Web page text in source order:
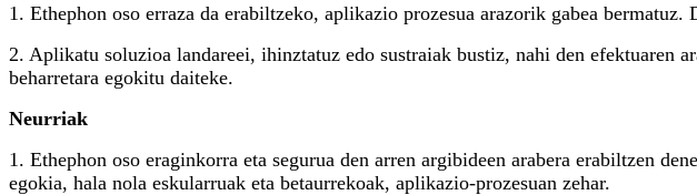
1. Ethephon oso erraza da erabiltzeko, aplikazio prozesua arazorik gabea
2. Aplikatu soluzioa landareei, ihinztatuz edo sustraiak bustiz, nahi den efektuaren
beharretara egokitu daiteke.
Neurriak
1. Ethephon oso eraginkorra eta segurua den arren argibideen arabera erabiltzen
egokia, hala nola eskularruak eta betaurrekoak, aplikazio-prozesuan zehar.